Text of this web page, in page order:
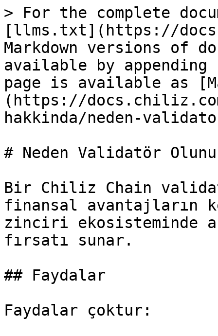
> For the complete
[llms.txt](https://
Markdown versions of
available by
page is available as
(https://
hakkinda/neden-
# Neden Validatör
Bir Chiliz Chain
finansal avantajların
zinciri ekosisteminde
fırsatı sunar.
## Faydalar
Faydalar çoktur: